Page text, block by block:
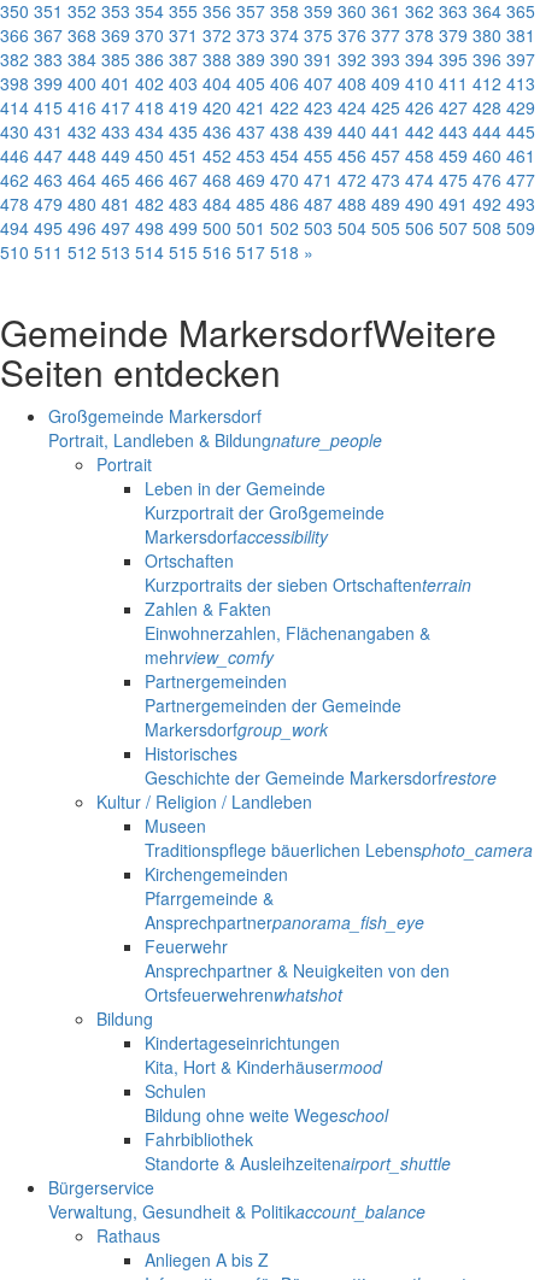
350 351 352 353 354 355 356 357 358 359 360 361 362 363 364 365
366 367 368 369 370 371 372 373 374 375 376 377 378 379 380 381
382 383 384 385 386 387 388 389 390 391 392 393 394 395 396 397
398 399 400 401 402 403 404 405 406 407 408 409 410 411 412 413
414 415 416 417 418 419 420 421 422 423 424 425 426 427 428 429
430 431 432 433 434 435 436 437 438 439 440 441 442 443 444 445
446 447 448 449 450 451 452 453 454 455 456 457 458 459 460 461
462 463 464 465 466 467 468 469 470 471 472 473 474 475 476 477
478 479 480 481 482 483 484 485 486 487 488 489 490 491 492 493
494 495 496 497 498 499 500 501 502 503 504 505 506 507 508 509
510 511 512 513 514 515 516 517 518 »
Gemeinde MarkersdorfWeitere
Seiten entdecken
Großgemeinde Markersdorf
Portrait, Landleben & Bildungnature_people
Portrait
Leben in der Gemeinde
Kurzportrait der Großgemeinde
Markersdorfaccessibility
Ortschaften
Kurzportraits der sieben Ortschaftenterrain
Zahlen & Fakten
Einwohnerzahlen, Flächenangaben &
mehrview_comfy
Partnergemeinden
Partnergemeinden der Gemeinde
Markersdorfgroup_work
Historisches
Geschichte der Gemeinde Markersdorfrestore
Kultur / Religion / Landleben
Museen
Traditionspflege bäuerlichen Lebensphoto_camera
Kirchengemeinden
Pfarrgemeinde &
Ansprechpartnerpanorama_fish_eye
Feuerwehr
Ansprechpartner & Neuigkeiten von den
Ortsfeuerwehrenwhatshot
Bildung
Kindertageseinrichtungen
Kita, Hort & Kinderhäusermood
Schulen
Bildung ohne weite Wegeschool
Fahrbibliothek
Standorte & Ausleihzeitenairport_shuttle
Bürgerservice
Verwaltung, Gesundheit & Politikaccount_balance
Rathaus
Anliegen A bis Z